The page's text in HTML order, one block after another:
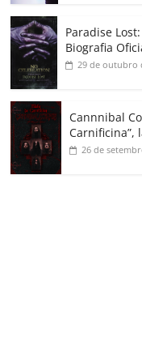
Paradise
Biografia
29 de outubro
Cannnibal
Carnificina”,
26 de